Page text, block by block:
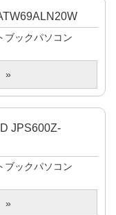
ブックパソコン
JPS600Z-
ブックパソコン